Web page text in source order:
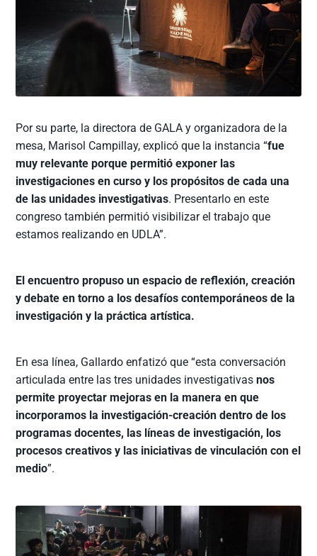
Por su parte, la directora de GALA y organizadora de la
mesa, Marisol Campillay, explicó que la instancia “fue
muy relevante porque permitió exponer las
investigaciones en curso y los propósitos de cada una
de las unidades investigativas. Presentarlo en este
congreso también permitió visibilizar el trabajo que
estamos realizando en UDLA”.
El encuentro propuso un espacio de reflexión, creación
y debate en torno a los desafíos contemporáneos de la
investigación y la práctica artística.
En esa línea, Gallardo enfatizó que “esta conversación
articulada entre las tres unidades investigativasnos
permite proyectar mejoras en la manera en que
incorporamos la investigación-creación dentro de los
programas docentes, las líneas de investigación, los
procesos creativos y las iniciativas de vinculación con el
medio”.